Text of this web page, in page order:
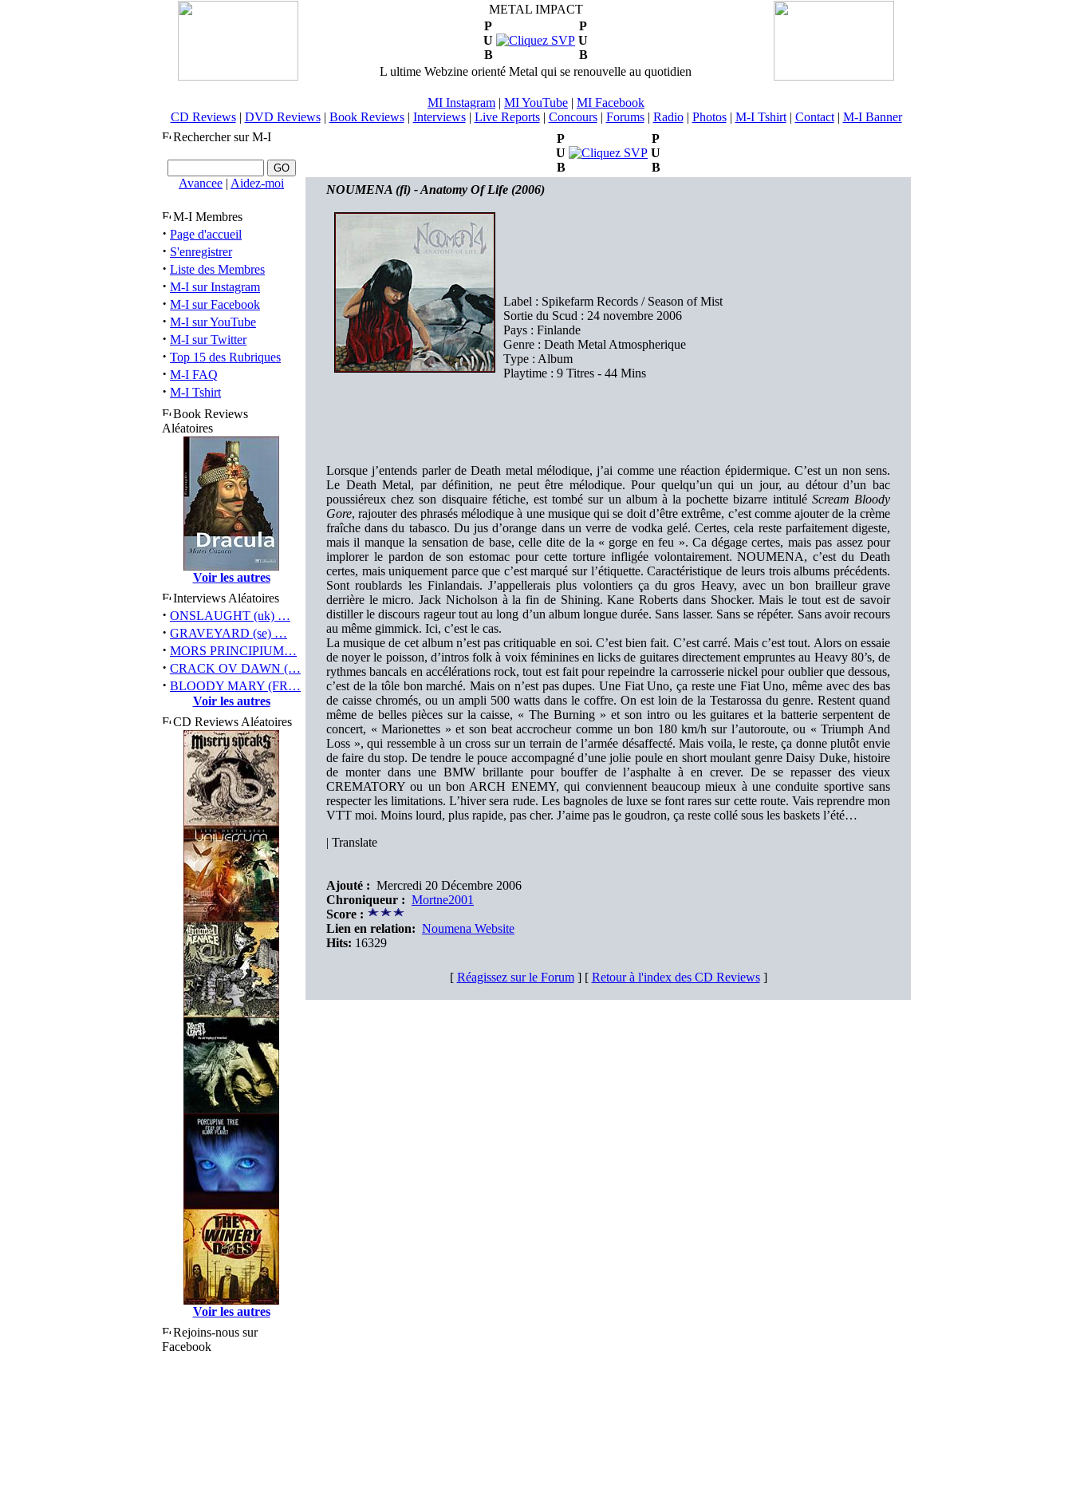
METAL IMPACT
P
U
B
P
U
B
L ultime Webzine orienté Metal qui se renouvelle au quotidien
MI Instagram | MI YouTube | MI Facebook
CD Reviews| DVD Reviews| Book Reviews| Interviews| Live Reports| Concours| Forums| Radio| Photos| M-I Tshirt| Contact| M-I Banner
Rechercher sur M-I
Avancee | Aidez-moi
M-I Membres
· Page d'accueil
· S'enregistrer
· Liste des Membres
· M-I sur Instagram
· M-I sur Facebook
· M-I sur YouTube
· M-I sur Twitter
· Top 15 des Rubriques
· M-I FAQ
· M-I Tshirt
Book Reviews
Aléatoires
Voir les autres
Interviews Aléatoires
· ONSLAUGHT (uk) …
· GRAVEYARD (se) …
· MORS PRINCIPIUM…
· CRACK OV DAWN (…
· BLOODY MARY (FR…
Voir les autres
CD Reviews Aléatoires
Voir les autres
Rejoins-nous sur
Facebook
P
U
B
P
U
B
NOUMENA (fi) - Anatomy Of Life (2006)
Label : Spikefarm Records / Season of Mist
Sortie du Scud : 24 novembre 2006
Pays : Finlande
Genre : Death Metal Atmospherique
Type : Album
Playtime : 9 Titres - 44 Mins
Lorsque j’entends parler de Death metal mélodique, j’ai comme une réaction épidermique. C’est un non sens.
Le Death Metal, par définition, ne peut être mélodique. Pour quelqu’un qui un jour, au détour d’un bac
poussiéreux chez son disquaire fétiche, est tombé sur un album à la pochette bizarre intitulé Scream Bloody
Gore, rajouter des phrasés mélodique à une musique qui se doit d’être extrême, c’est comme ajouter de la crème
fraîche dans du tabasco. Du jus d’orange dans un verre de vodka gelé. Certes, cela reste parfaitement digeste,
mais il manque la sensation de base, celle dite de la « gorge en feu ». Ca dégage certes, mais pas assez pour
implorer le pardon de son estomac pour cette torture infligée volontairement. NOUMENA, c’est du Death
certes, mais uniquement parce que c’est marqué sur l’étiquette. Caractéristique de leurs trois albums précédents.
Sont roublards les Finlandais. J’appellerais plus volontiers ça du gros Heavy, avec un bon brailleur grave
derrière le micro. Jack Nicholson à la fin de Shining. Kane Roberts dans Shocker. Mais le tout est de savoir
distiller le discours rageur tout au long d’un album longue durée. Sans lasser. Sans se répéter. Sans avoir recours
au même gimmick. Ici, c’est le cas.
La musique de cet album n’est pas critiquable en soi. C’est bien fait. C’est carré. Mais c’est tout. Alors on essaie
de noyer le poisson, d’intros folk à voix féminines en licks de guitares directement empruntes au Heavy 80’s, de
rythmes bancals en accélérations rock, tout est fait pour repeindre la carrosserie nickel pour oublier que dessous,
c’est de la tôle bon marché. Mais on n’est pas dupes. Une Fiat Uno, ça reste une Fiat Uno, même avec des bas
de caisse chromés, ou un ampli 500 watts dans le coffre. On est loin de la Testarossa du genre. Restent quand
même de belles pièces sur la caisse, « The Burning » et son intro ou les guitares et la batterie serpentent de
concert, « Marionettes » et son beat accrocheur comme un bon 180 km/h sur l’autoroute, ou « Triumph And
Loss », qui ressemble à un cross sur un terrain de l’armée désaffecté. Mais voila, le reste, ça donne plutôt envie
de faire du stop. De tendre le pouce accompagné d’une jolie poule en short moulant genre Daisy Duke, histoire
de monter dans une BMW brillante pour bouffer de l’asphalte à en crever. De se repasser des vieux
CREMATORY ou un bon ARCH ENEMY, qui conviennent beaucoup mieux à une conduite sportive sans
respecter les limitations. L’hiver sera rude. Les bagnoles de luxe se font rares sur cette route. Vais reprendre mon
VTT moi. Moins lourd, plus rapide, pas cher. J’aime pas le goudron, ça reste collé sous les baskets l’été…
| Translate
Ajouté : Mercredi 20 Décembre 2006
Chroniqueur : Mortne2001
Score :
Lien en relation: Noumena Website
Hits: 16329
[ Réagissez sur le Forum] [ Retour à l'index des CD Reviews]